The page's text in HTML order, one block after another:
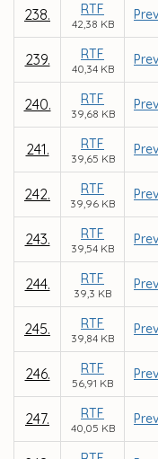
238. RTF
42,38 KB
239. RTF
40,34 KB
240. RTF
39,68 KB
241. RTF
39,65 KB
242. RTF
39,96 KB
243. RTF
39,54 KB
244. RTF
39,3 KB
245. RTF
39,84 KB
246. RTF
56,91 KB
247. RTF
40,05 KB